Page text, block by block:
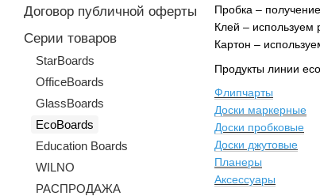
Пробка –
Клей – используем
Картон –
Продукты линии
Флипчарты
Доски маркерные
Доски пробковые
Доски джутовые
Планеры
Аксессуары
Договор публичной оферты
Серии товаров
StarBoards
OfficeBoards
GlassBoards
EcoBoards
Education Boards
WILNO
РАСПРОДАЖА